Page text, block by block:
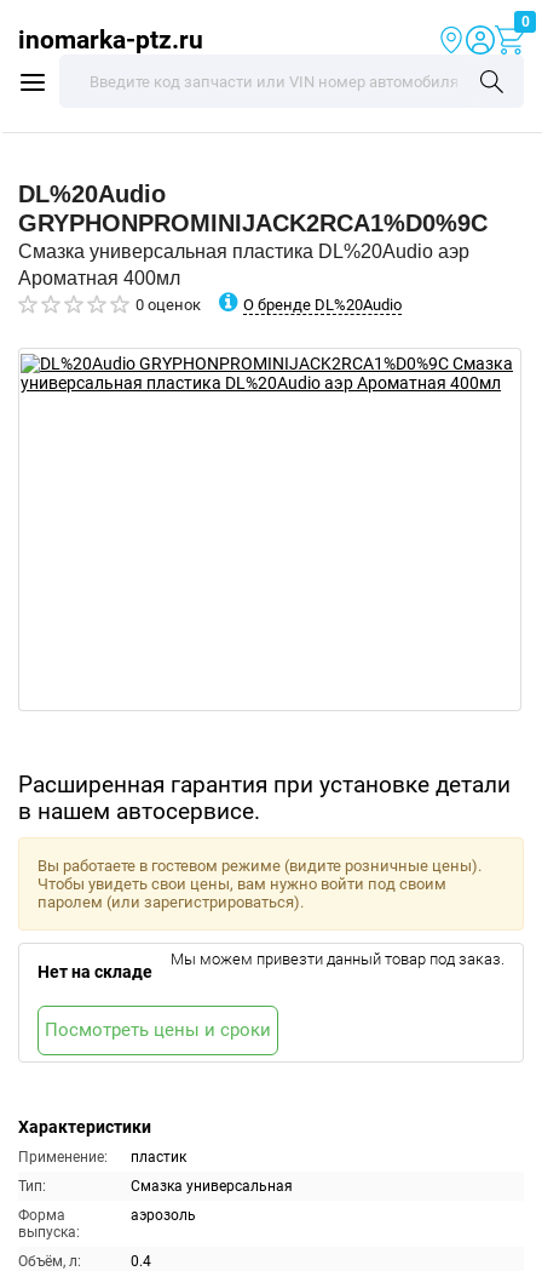
inomarka-ptz.ru
0
DL%20Audio
GRYPHONPROMINIJACK2RCA1%D0%9C
Смазка универсальная пластика DL%20Audio аэр
Ароматная 400мл
0 оценок О бренде DL%20Audio
Расширенная гарантия при установке детали
в нашем автосервисе.
Характеристики
Применение:
пластик
Тип:
Смазка универсальная
Форма
выпуска:
аэрозоль
Объём, л:
0.4
Вы работаете в гостевом режиме (видите розничные цены).
Чтобы увидеть свои цены, вам нужно войти под своим
паролем (или зарегистрироваться).
Нет на складе
Мы можем привезти данный товар под заказ.
Посмотреть цены и сроки